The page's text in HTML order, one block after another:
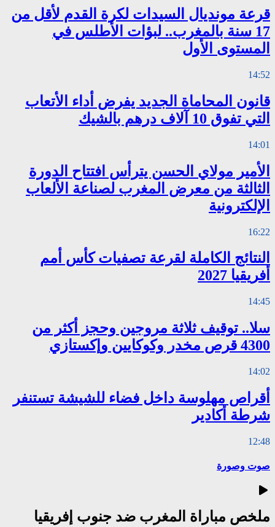
قرعة مونديال السيدات لكرة القدم لأقل من
17 سنة بالمغرب.. لبؤات الأطلس في
المستوى الأول
14:52
قانون المحاماة الجديد يفرض أداء الأتعاب
التي تفوق 10 آلاف درهم بالشيك
14:01
الأمير مولاي الحسن يترأس افتتاح الدورة
الثالثة من معرض المغرب لصناعة الألعاب
الإلكترونية
16:22
النتائج الكاملة لقرعة تصفيات كأس أمم
أفريقيا 2027
14:45
سلا.. توقيف ثلاثة مروجين وحجز أكثر من
4300 قرص مخدر وكوكايين وإكستازي
14:02
أقراص مهلوسة داخل فضاء للشيشة تستنفر
شرطة أكادير
12:48
صوت وصورة
ملخص مباراة المغرب ضد جنوب إفريقيا